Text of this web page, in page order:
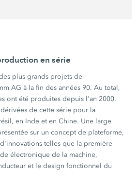
en série
plus grands projets de
AG à la fin des années 90. Au total,
ont été produites depuis l'an 2000.
de cette série pour la
en Inde et en Chine. Une large
sur un concept de plateforme,
telles que la première
électronique de la machine,
et le design fonctionnel du